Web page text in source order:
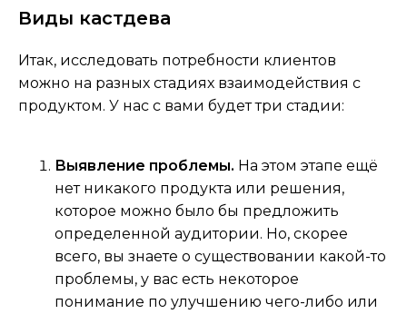
Виды кастдева
Итак, исследовать потребности клиентов
можно на разных стадиях взаимодействия с
продуктом. У нас с вами будет три стадии:
Выявление проблемы. На этом этапе ещё
нет никакого продукта или решения,
которое можно было бы предложить
определенной аудитории. Но, скорее
всего, вы знаете о существовании какой-то
проблемы, у вас есть некоторое
понимание по улучшению чего-либо или